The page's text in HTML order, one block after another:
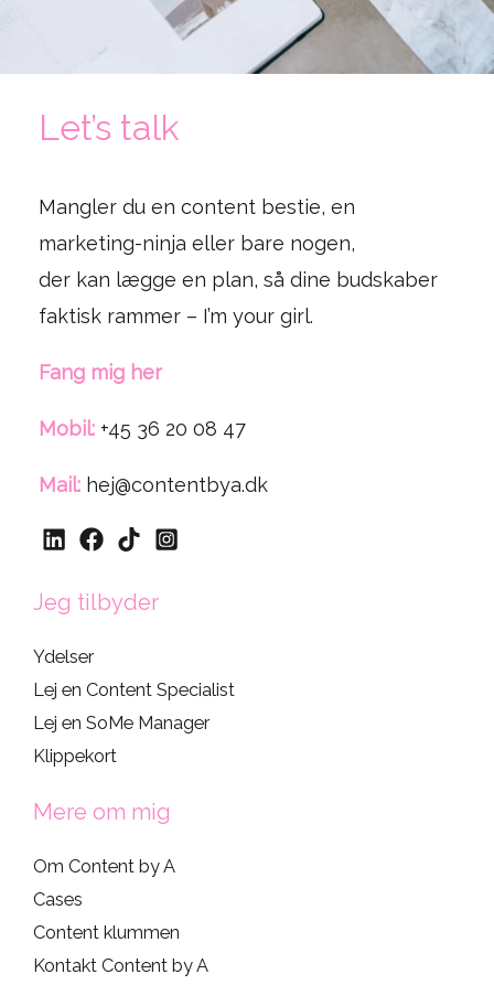
Let’s talk
Mangler du en content bestie, en
marketing-ninja eller bare nogen,
der kan lægge en plan, så dine budskaber
faktisk rammer – I’m your girl.
Fang mig her
Mobil: +45 36 20 08 47
Mail: hej@contentbya.dk
Jeg tilbyder
Ydelser
Lej en Content Specialist
Lej en SoMe Manager
Klippekort
Mere om mig
Om Content by A
Cases
Content klummen
Kontakt Content by A